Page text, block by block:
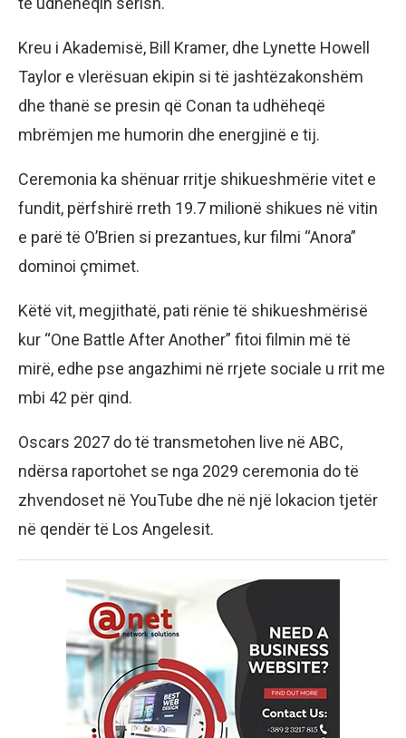
Kreu i Akademisë, Bill Kramer, dhe Lynette Howell
Taylor e vlerësuan ekipin si të jashtëzakonshëm
dhe thanë se presin që Conan ta udhëheqë
mbrëmjen me humorin dhe energjinë e tij.
Ceremonia ka shënuar rritje shikueshmërie vitet e
fundit, përfshirë rreth 19.7 milionë shikues në vitin
e parë të O’Brien si prezantues, kur filmi “Anora”
dominoi çmimet.
Këtë vit, megjithatë, pati rënie të shikueshmërisë
kur “One Battle After Another” fitoi filmin më të
mirë, edhe pse angazhimi në rrjete sociale u rrit me
mbi 42 për qind.
Oscars 2027 do të transmetohen live në ABC,
ndërsa raportohet se nga 2029 ceremonia do të
zhvendoset në YouTube dhe në një lokacion tjetër
në qendër të Los Angelesit.